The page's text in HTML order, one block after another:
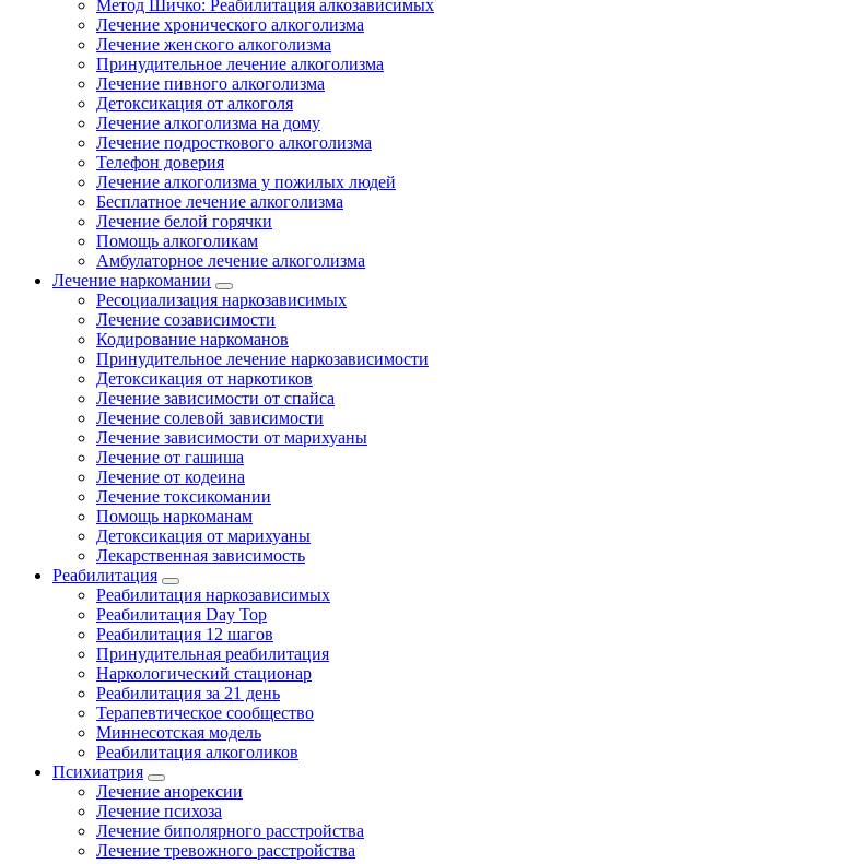
Метод Шичко: Реабилитация алкозависимых
Лечение хронического алкоголизма
Лечение женского алкоголизма
Принудительное лечение алкоголизма
Лечение пивного алкоголизма
Детоксикация от алкоголя
Лечение алкоголизма на дому
Лечение подросткового алкоголизма
Телефон доверия
Лечение алкоголизма у пожилых людей
Бесплатное лечение алкоголизма
Лечение белой горячки
Помощь алкоголикам
Амбулаторное лечение алкоголизма
Лечение наркомании
Ресоциализация наркозависимых
Лечение созависимости
Кодирование наркоманов
Принудительное лечение наркозависимости
Детоксикация от наркотиков
Лечение зависимости от спайса
Лечение солевой зависимости
Лечение зависимости от марихуаны
Лечение от гашиша
Лечение от кодеина
Лечение токсикомании
Помощь наркоманам
Детоксикация от марихуаны
Лекарственная зависимость
Реабилитация
Реабилитация наркозависимых
Реабилитация Day Top
Реабилитация 12 шагов
Принудительная реабилитация
Наркологический стационар
Реабилитация за 21 день
Терапевтическое сообщество
Миннесотская модель
Реабилитация алкоголиков
Психиатрия
Лечение анорексии
Лечение психоза
Лечение биполярного расстройства
Лечение тревожного расстройства